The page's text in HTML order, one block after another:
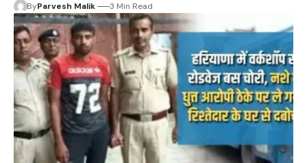
ByParvesh Malik 3 Min Read